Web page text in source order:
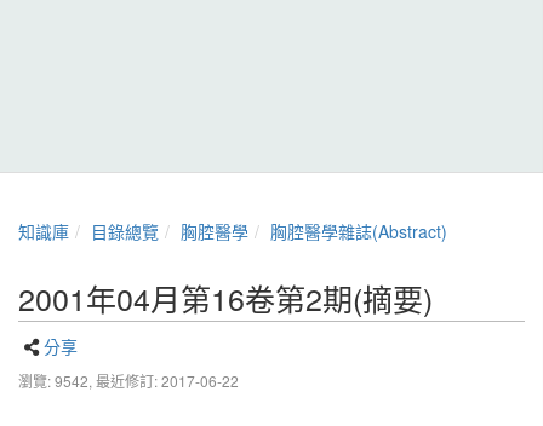
知識庫 目錄總覽 胸腔醫學 胸腔醫學雜誌(Abstract)
2001年04月第16卷第2期(摘要)
分享
瀏覽: 9542, 最近修訂: 2017-06-22